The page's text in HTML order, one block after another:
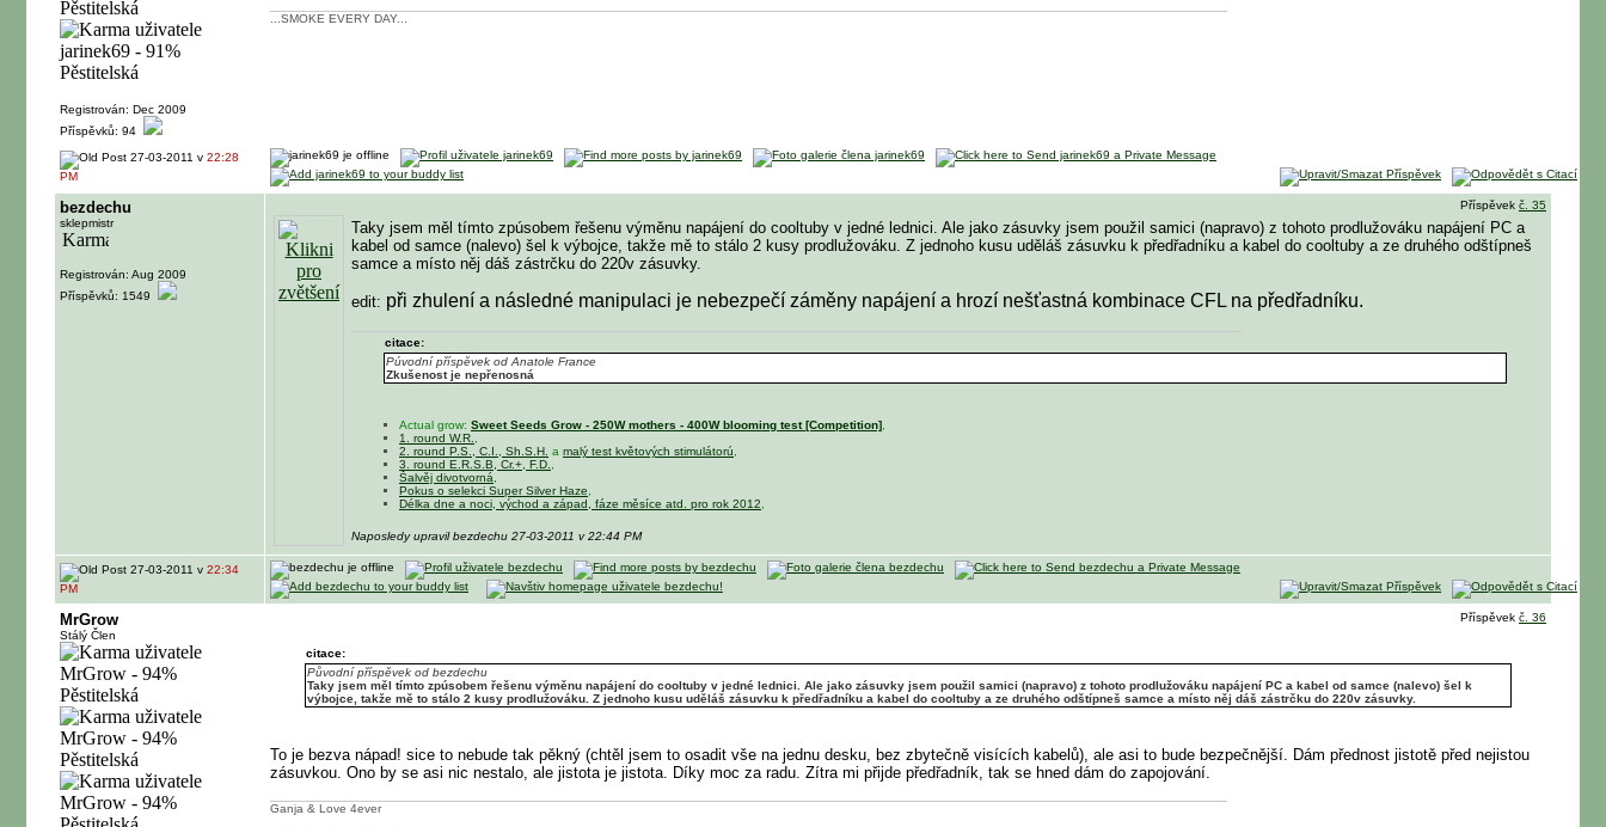
Registrován: Dec 2009
Příspěvků: 94
...SMOKE EVERY DAY...
27-03-2011 v 22:28
PM
bezdechu
sklepmistr
Registrován: Aug 2009
Příspěvků: 1549
Příspěvek č. 35
Taky jsem měl tímto zpúsobem řešenu výměnu napájení do cooltuby v jedné lednici. Ale jako zásuvky jsem použil samici (napravo) z tohoto prodlužováku napájení PC a
kabel od samce (nalevo) šel k výbojce, takže mě to stálo 2 kusy prodlužováku. Z jednoho kusu uděláš zásuvku k předřadníku a kabel do cooltuby a ze druhého odštípneš
samce a místo něj dáš zástrčku do 220v zásuvky.
edit: při zhulení a následné manipulaci je nebezpečí záměny napájení a hrozí nešťastná kombinace CFL na předřadníku.
citace:
Púvodní příspěvek od Anatole France
Zkušenost je nepřenosná
Actual grow: Sweet Seeds Grow - 250W mothers - 400W blooming test [Competition]
1. round W.R.
2. round P.S., C.I., Sh.S.H. a malý test květových stimulátorú
3. round E.R.S.B, Cr.+, F.D.
Šalvěj divotvorná
Pokus o selekci Super Silver Haze
Délka dne a noci, východ a západ, fáze měsíce atd. pro rok 2012
Naposledy upravil bezdechu 27-03-2011 v 22:44 PM
27-03-2011 v 22:34
PM
MrGrow
Stálý Člen
Příspěvek č. 36
citace:
Původní příspěvek od bezdechu
Taky jsem měl tímto zpúsobem řešenu výměnu napájení do cooltuby v jedné lednici. Ale jako zásuvky jsem použil samici (napravo) z tohoto prodlužováku napájení PC a kabel od samce (nalevo) šel k
výbojce, takže mě to stálo 2 kusy prodlužováku. Z jednoho kusu uděláš zásuvku k předřadníku a kabel do cooltuby a ze druhého odštípneš samce a místo něj dáš zástrčku do 220v zásuvky.
To je bezva nápad! sice to nebude tak pěkný (chtěl jsem to osadit vše na jednu desku, bez zbytečně visících kabelů), ale asi to bude bezpečnější. Dám přednost jistotě před nejistou
zásuvkou. Ono by se asi nic nestalo, ale jistota je jistota. Díky moc za radu. Zítra mi přijde předřadník, tak se hned dám do zapojování.
Ganja & Love 4ever